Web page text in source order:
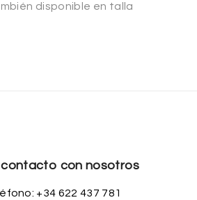
disponible en talla
contacto con nosotros
+34 622 437 781